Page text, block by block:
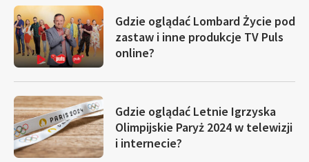
Gdzie oglądać Lombard Życie pod
zastaw i inne produkcje TV Puls
online?
Gdzie oglądać Letnie Igrzyska
Olimpijskie Paryż 2024 w telewizji
i internecie?